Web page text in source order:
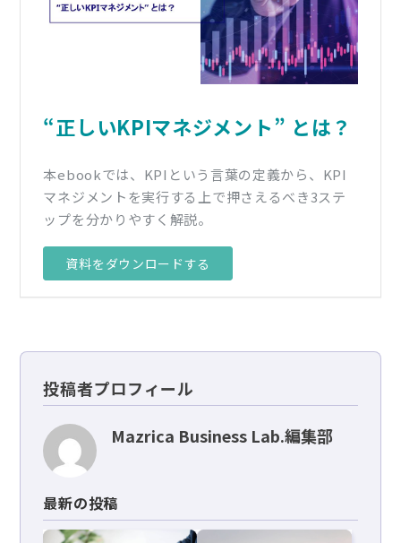
“正しいKPIマネジメント” とは？
本ebookでは、KPIという言葉の定義から、KPI
マネジメントを実行する上で押さえるべき3ステ
ップを分かりやすく解説。
資料をダウンロードする
投稿者プロフィール
Mazrica Business Lab.編集部
最新の投稿